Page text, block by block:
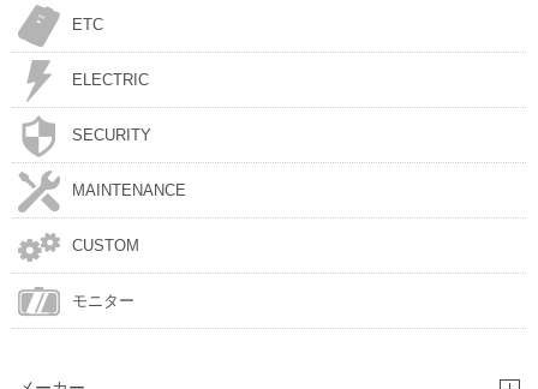
ETC
ELECTRIC
SECURITY
MAINTENANCE
CUSTOM
モニター